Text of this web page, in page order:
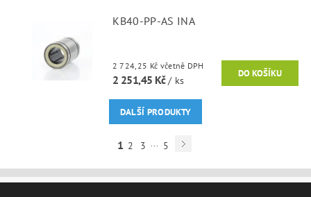
KB40-PP-AS INA
2 724,25 Kč včetně DPH
2 251,45 Kč/ ks
DALŠÍ PRODUKTY
1 2 3 ... 5